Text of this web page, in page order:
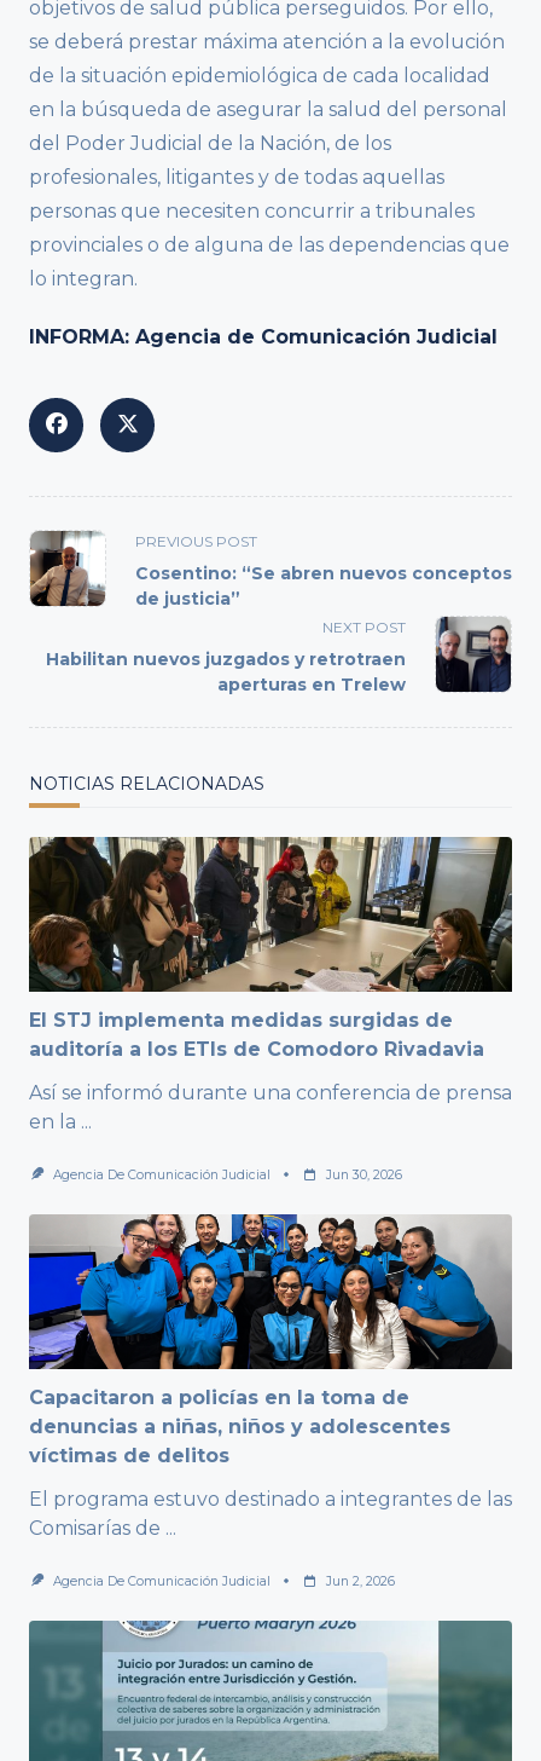
objetivos de salud pública perseguidos. Por ello,
se deberá prestar máxima atención a la evolución
de la situación epidemiológica de cada localidad
en la búsqueda de asegurar la salud del personal
del Poder Judicial de la Nación, de los
profesionales, litigantes y de todas aquellas
personas que necesiten concurrir a tribunales
provinciales o de alguna de las dependencias que
lo integran.
INFORMA: Agencia de Comunicación Judicial
<span
class="nav-
subtitle
reader-
PREVIOUS POST
Cosentino: “Se abren nuevos conceptos
de justicia”
NEXT POST
Habilitan nuevos juzgados y retrotraen
aperturas en Trelew
NOTICIAS RELACIONADAS
El STJ implementa medidas surgidas de
auditoría a los ETIs de Comodoro Rivadavia
Así se informó durante una conferencia de prensa
en la ...
Agencia De Comunicación Judicial Jun 30, 2026
Capacitaron a policías en la toma de
denuncias a niñas, niños y adolescentes
víctimas de delitos
El programa estuvo destinado a integrantes de las
Comisarías de ...
Agencia De Comunicación Judicial Jun 2, 2026